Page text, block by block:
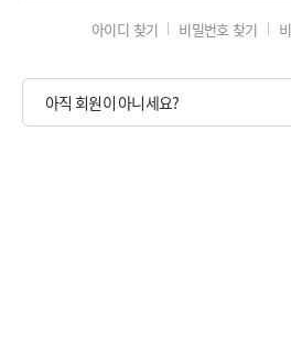
아이디 찾기 비밀번호 찾기
아직 회원이 아니세요?